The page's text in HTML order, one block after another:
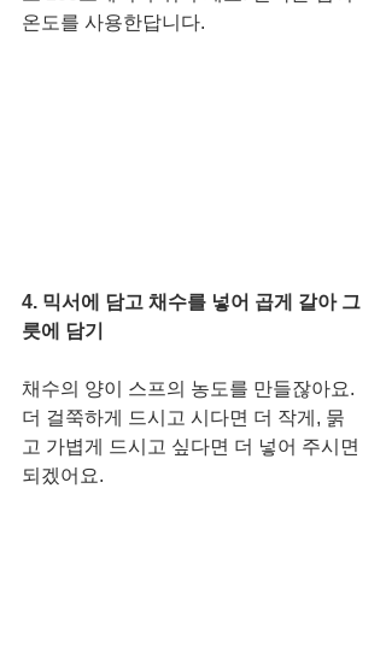
온도를 사용한답니다.
4. 믹서에 담고 채수를 넣어 곱게 갈아 그
릇에 담기
채수의 양이 스프의 농도를 만들잖아요.
더 걸쭉하게 드시고 시다면 더 작게, 묽
고 가볍게 드시고 싶다면 더 넣어 주시면
되겠어요.